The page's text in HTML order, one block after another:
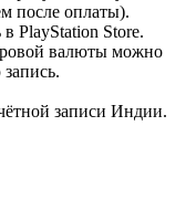
после оплаты).
PlayStation Store.
валюты можно
записи Индии.